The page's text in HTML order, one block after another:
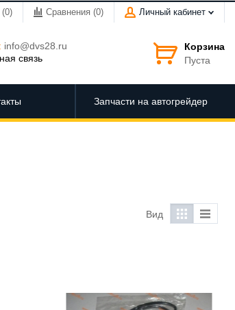
(0) Сравнения (0) Личный кабинет
info@dvs28.ru
связь
Корзина
Пуста
Запчасти на автогрейдер
Вид